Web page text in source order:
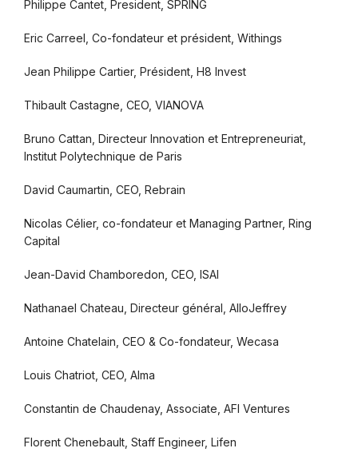
Philippe Cantet, President, SPRING
Eric Carreel, Co-fondateur et président, Withings
Jean Philippe Cartier, Président, H8 Invest
Thibault Castagne, CEO, VIANOVA
Bruno Cattan, Directeur Innovation et Entrepreneuriat,
Institut Polytechnique de Paris
David Caumartin, CEO, Rebrain
Nicolas Célier, co-fondateur et Managing Partner, Ring
Capital
Jean-David Chamboredon, CEO, ISAI
Nathanael Chateau, Directeur général, AlloJeffrey
Antoine Chatelain, CEO & Co-fondateur, Wecasa
Louis Chatriot, CEO, Alma
Constantin de Chaudenay, Associate, AFI Ventures
Florent Chenebault, Staff Engineer, Lifen